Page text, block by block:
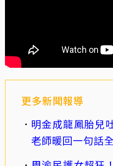
更多新聞報導
明金成龍鳳胎兒
老師暖回一句話